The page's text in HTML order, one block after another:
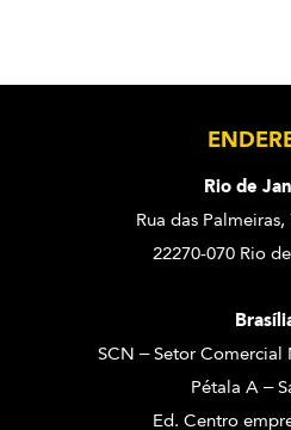
Rio de
Rua das
22270-070 Rio
SCN – Setor Comercial
Pétala A –
Ed. Centro